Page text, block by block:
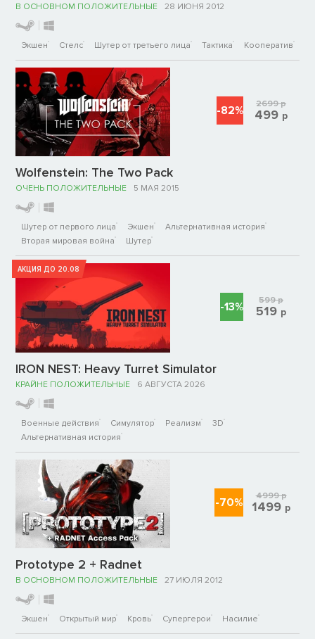
В ОСНОВНОМ ПОЛОЖИТЕЛЬНЫЕ 28 ИЮНЯ 2012
Экшен Стелс Шутер от третьего лица Тактика Кооператив
Wolfenstein: The Two Pack
ОЧЕНЬ ПОЛОЖИТЕЛЬНЫЕ 5 МАЯ 2015
Шутер от первого лица Экшен
Альтернативная история
Вторая мировая война
Шутер
-82% 2699р
499 р
АКЦИЯ ДО 20.08
IRON NEST: Heavy Turret Simulator
КРАЙНЕ ПОЛОЖИТЕЛЬНЫЕ 6 АВГУСТА 2026
Военные действия Симулятор Реализм
3D
Альтернативная история
-13% 599р
519 р
Prototype 2 + Radnet
В ОСНОВНОМ ПОЛОЖИТЕЛЬНЫЕ 27 ИЮЛЯ 2012
Экшен Открытый мир Кровь Супергерои Насилие
-70% 4999р
1499 р